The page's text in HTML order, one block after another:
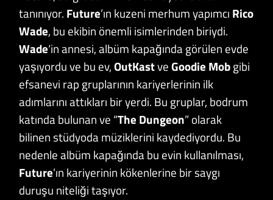
tanınıyor. Future’ın kuzeni merhum yapımcı Rico
Wade, bu ekibin önemli isimlerinden biriydi.
Wade‘in annesi, albüm kapağında görülen evde
yaşıyordu ve bu ev,OutKastveGoodie Mobgibi
efsanevi rap gruplarının kariyerlerinin ilk
adımlarını attıkları bir yerdi. Bu gruplar, bodrum
katında bulunan ve “The Dungeon” olarak
bilinen stüdyoda müziklerini kaydediyordu. Bu
nedenle albüm kapağında bu evin kullanılması,
Future’ın kariyerinin kökenlerine bir saygı
duruşu niteliği taşıyor.